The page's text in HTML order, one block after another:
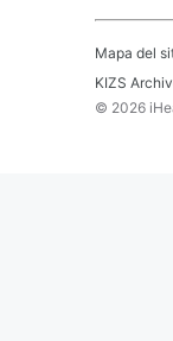
Mapa del
KIZS
© 2026